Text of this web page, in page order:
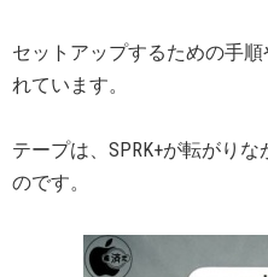
セットアップするための手
れています。
テープは、SPRK+が転がり
のです。